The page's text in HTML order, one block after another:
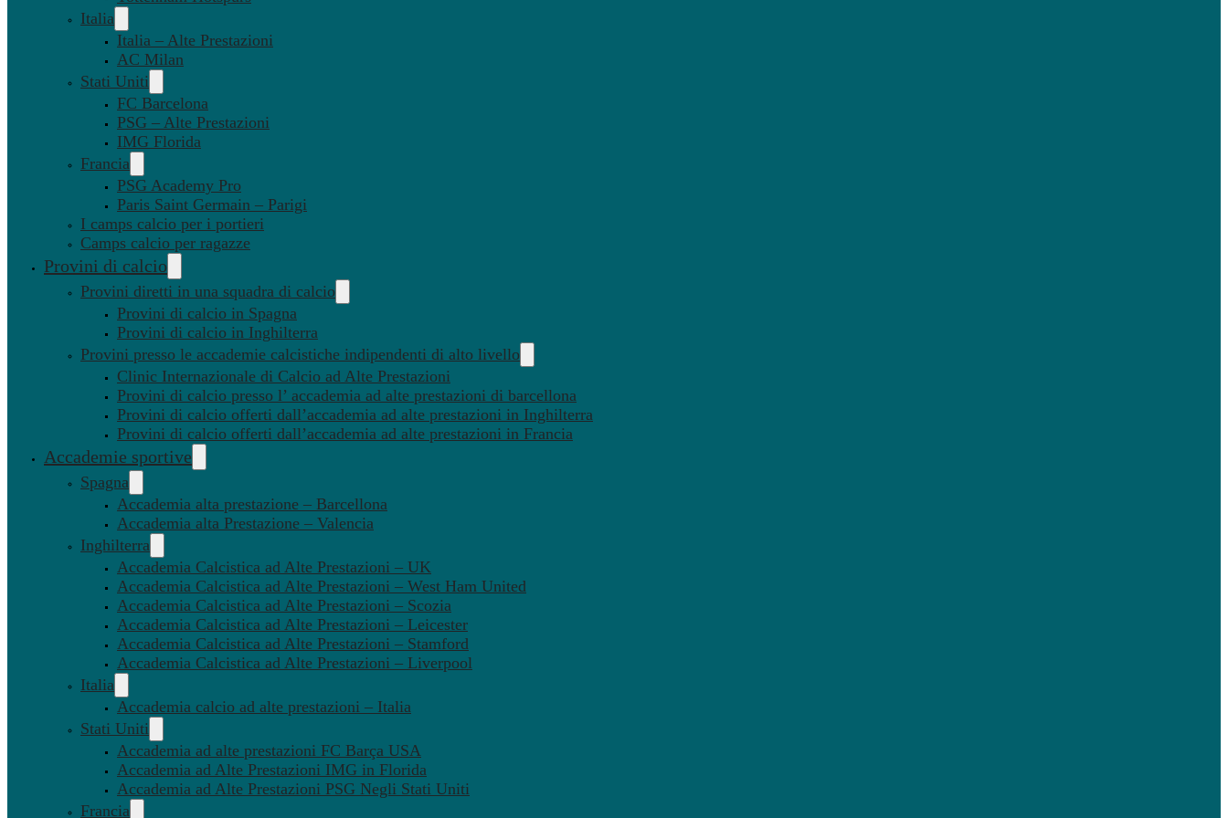
Italia
Italia – Alte Prestazioni
AC Milan
Stati Uniti
FC Barcelona
PSG – Alte Prestazioni
IMG Florida
Francia
PSG Academy Pro
Paris Saint Germain – Parigi
I camps calcio per i portieri
Camps calcio per ragazze
Provini di calcio
Provini diretti in una squadra di calcio
Provini di calcio in Spagna
Provini di calcio in Inghilterra
Provini presso le accademie calcistiche indipendenti di alto livello
Clinic Internazionale di Calcio ad Alte Prestazioni
Provini di calcio presso l’ accademia ad alte prestazioni di barcellona
Provini di calcio offerti dall’accademia ad alte prestazioni in Inghilterra
Provini di calcio offerti dall’accademia ad alte prestazioni in Francia
Accademie sportive
Spagna
Accademia alta prestazione – Barcellona
Accademia alta Prestazione – Valencia
Inghilterra
Accademia Calcistica ad Alte Prestazioni – UK
Accademia Calcistica ad Alte Prestazioni – West Ham United
Accademia Calcistica ad Alte Prestazioni – Scozia
Accademia Calcistica ad Alte Prestazioni – Leicester
Accademia Calcistica ad Alte Prestazioni – Stamford
Accademia Calcistica ad Alte Prestazioni – Liverpool
Italia
Accademia calcio ad alte prestazioni – Italia
Stati Uniti
Accademia ad alte prestazioni FC Barça USA
Accademia ad Alte Prestazioni IMG in Florida
Accademia ad Alte Prestazioni PSG Negli Stati Uniti
Francia